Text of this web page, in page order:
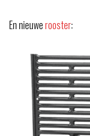
En nieuwerooster: